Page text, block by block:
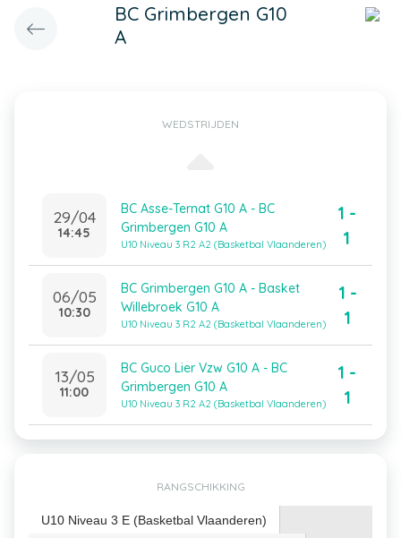
BC Grimbergen G10
A
WEDSTRIJDEN
29/04
14:45
BC Asse-Ternat G10 A - BC
Grimbergen G10 A
U10 Niveau 3 R2 A2 (Basketbal Vlaanderen)
1 -
1
06/05
10:30
BC Grimbergen G10 A - Basket
Willebroek G10 A
U10 Niveau 3 R2 A2 (Basketbal Vlaanderen)
1 -
1
13/05
11:00
BC Guco Lier Vzw G10 A - BC
Grimbergen G10 A
U10 Niveau 3 R2 A2 (Basketbal Vlaanderen)
1 -
1
RANGSCHIKKING
U10 Niveau 3 E (Basketbal Vlaanderen)